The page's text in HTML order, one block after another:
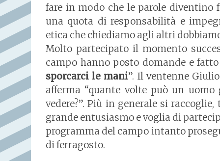
fare in modo che le parole diventino
una quota di responsabilità e
etica che chiediamo agli altri
Molto partecipato il momento
campo hanno posto domande e
sporcarci le mani”. Il ventenne
afferma “quante volte può un
vedere?”. Più in generale si
grande entusiasmo e voglia di
programma del campo intanto
di ferragosto.